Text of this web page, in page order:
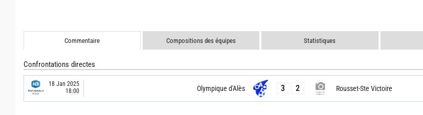
Commentaire Compositions des équipes Statistiques
Confrontations directes
18 Jan 2025
18:00
Olympique d'Alès 3 2 Rousset-Ste Victoire